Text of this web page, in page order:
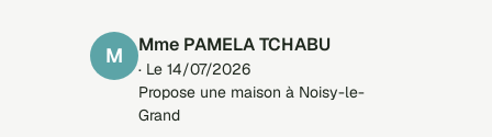
M Mme PAMELA TCHABU
· Le 14/07/2026
Propose une maison à Noisy-le-
Grand